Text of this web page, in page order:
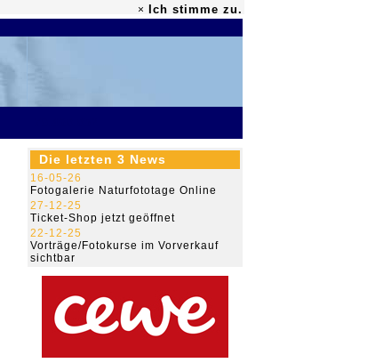
× Ich stimme zu.
Die letzten 3 News
16-05-26
Fotogalerie Naturfototage Online
27-12-25
Ticket-Shop jetzt geöffnet
22-12-25
Vorträge/Fotokurse im Vorverkauf
sichtbar